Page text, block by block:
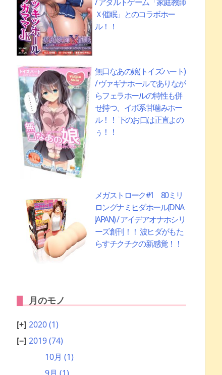
/ アダルトゲーム「家庭教師
Ｘ催眠」とのコラボホー
ル！！
無口なあの娘(トイズハート)
/ ヴァギナホールでありなが
らフェラホールの特性も併
せ持つ、イボ系甘噛みホー
ル！！ 下のお口は正直よの
ぅ！！
メガストローク#1 80ミリ
ロングナミヒダホール(DNA
JAPAN) / アイデアオナホシリ
ーズ創刊！！ 波ヒダがもた
らすチクチクの新感覚！！
月のモノ
2020(1)
2019(74)
10月 (1)